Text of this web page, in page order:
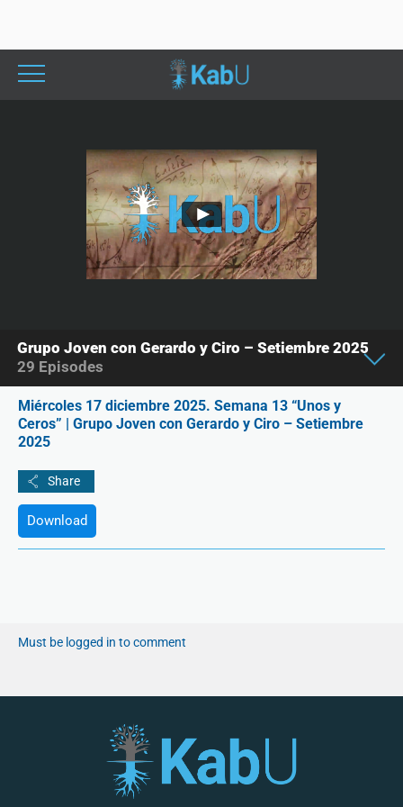
Miércoles 17 diciembre 2025. Semana 13 “Unos y
Ceros” | Grupo Joven con Gerardo y Ciro – Setiembre
2025
Download
Must be logged in to comment
Grupo Joven con Gerardo y Ciro – Setiembre 2025
29 Episodes